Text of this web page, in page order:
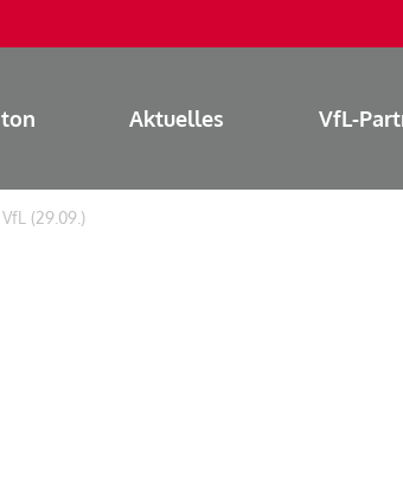
Aktuelles VfL-
(29.09.)